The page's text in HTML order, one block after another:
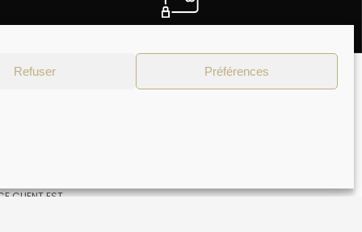
Refuser Préférences
CLIENT EST
Moyens de paiement